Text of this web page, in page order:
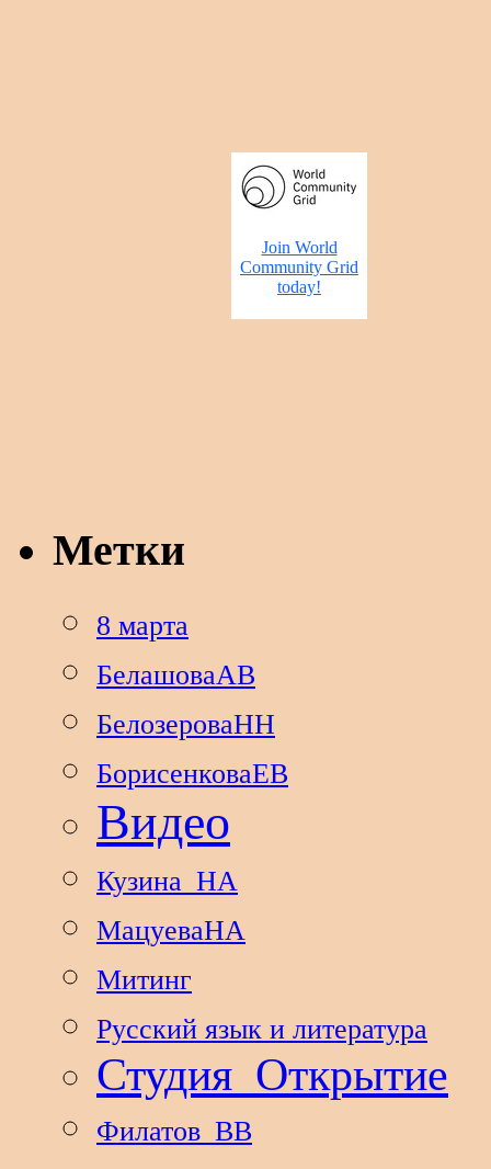
Метки
8 марта
БелашоваАВ
БелозероваНН
БорисенковаЕВ
Видео
Кузина_НА
МацуеваНА
Митинг
Русский язык и литература
Студия_Открытие
Филатов_ВВ